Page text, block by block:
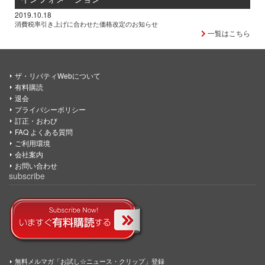
2019.10.18
消費税率引き上げに合わせた価格改定のお知らせ
一覧はこちら
ザ・リバティWebについて
有料購読
退会
プライバシーポリシー
訂正・おわび
FAQ よくある質問
ご利用環境
会社案内
お問い合わせ
subscribe
無料メルマガ「お試し☆ニュース・クリップ」登録